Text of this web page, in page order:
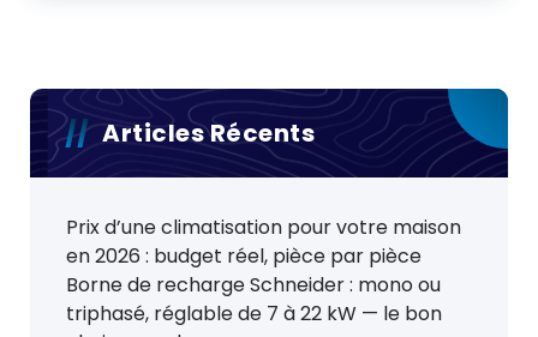
Articles Récents
Prix d’une climatisation pour votre maison
en 2026 : budget réel, pièce par pièce
Borne de recharge Schneider : mono ou
triphasé, réglable de 7 à 22 kW — le bon